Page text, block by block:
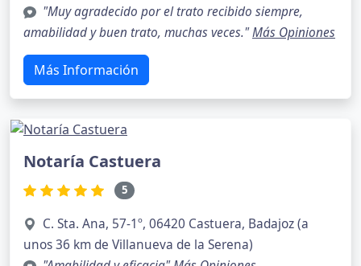
"Muy agradecido por el trato recibido siempre,
amabilidad y buen trato, muchas veces."Más Opiniones
Más Información
Notaría Castuera
5
C. Sta. Ana, 57-1º, 06420 Castuera, Badajoz (a
unos 36 km de Villanueva de la Serena)